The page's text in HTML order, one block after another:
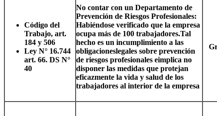
Código del
Trabajo, art.
184 y 506
Ley N° 16.744
art. 66. DS N°
40
No contar con un Departamento de
Prevención de Riesgos Profesionales:
Habiéndose verificado que la empresa
ocupa más de 100 trabajadores.Tal
hecho es un incumplimiento a las
obligacioneslegales sobre prevención
de riesgos profesionales eimplica no
disponer las medidas que protejan
eficazmente la vida y salud de los
trabajadores al interior de la empresa